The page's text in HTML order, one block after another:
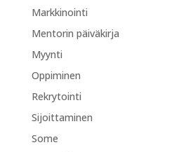
Markkinointi
Mentorin päiväkirja
Myynti
Oppiminen
Rekrytointi
Sijoittaminen
Some